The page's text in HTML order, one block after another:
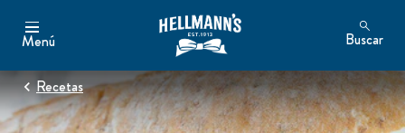
Menú Buscar
Recetas